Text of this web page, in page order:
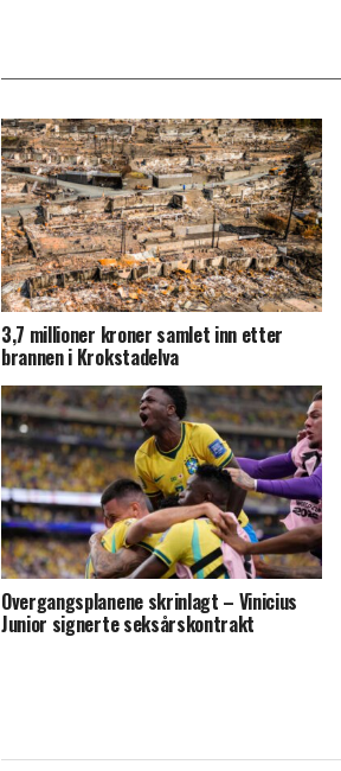
3,7 millioner kroner samlet inn etter
brannen i Krokstadelva
Overgangsplanene skrinlagt – Vinicius
Junior signerte seksårskontrakt